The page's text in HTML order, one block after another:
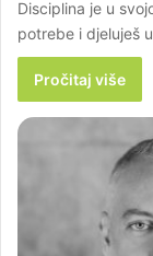
Disciplina je u
potrebe i djeluješ
Pročitaj više